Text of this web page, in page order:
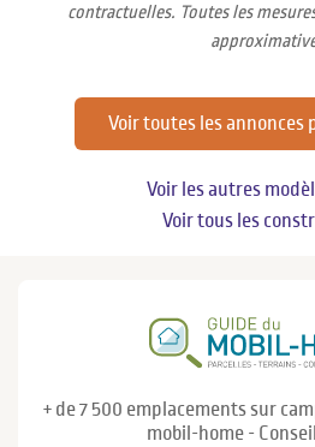
contractuelles. Toutes les
Voir toutes les annonces
Voir les autres
Voir tous les
+ de 7 500 emplacements sur
mobil-home -